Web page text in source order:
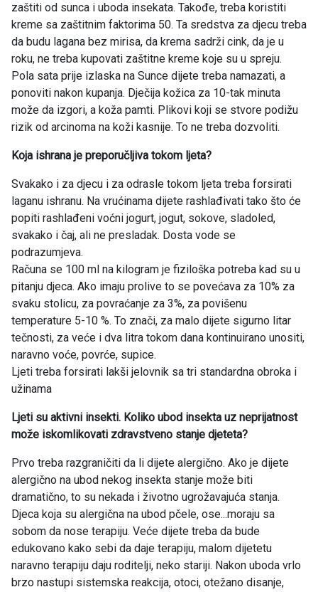
zaštiti od sunca i uboda insekata. Takođe, treba koristiti
kreme sa zaštitnim faktorima 50. Ta sredstva za djecu treba
da budu lagana bez mirisa, da krema sadrži cink, da je u
roku, ne treba kupovati zaštitne kreme koje su u spreju.
Pola sata prije izlaska na Sunce dijete treba namazati, a
ponoviti nakon kupanja. Dječija kožica za 10-tak minuta
može da izgori, a koža pamti. Plikovi koji se stvore podižu
rizik od arcinoma na koži kasnije. To ne treba dozvoliti.
Koja ishrana je preporučljiva tokom ljeta?
Svakako i za djecu i za odrasle tokom ljeta treba forsirati
laganu ishranu. Na vrućinama dijete rashlađivati tako što će
popiti rashlađeni voćni jogurt, jogut, sokove, sladoled,
svakako i čaj, ali ne presladak. Dosta vode se
podrazumjeva.
Računa se 100 ml na kilogram je fiziloška potreba kad su u
pitanju djeca. Ako imaju prolive to se povećava za 10% za
svaku stolicu, za povraćanje za 3%, za povišenu
temperature 5-10 %. To znači, za malo dijete sigurno litar
tečnosti, za veće i dva litra tokom dana kontinuirano unositi,
naravno voće, povrće, supice.
Ljeti treba forsirati lakši jelovnik sa tri standardna obroka i
užinama
Ljeti su aktivni insekti. Koliko ubod insekta uz neprijatnost
može iskomlikovati zdravstveno stanje djeteta?
Prvo treba razgraničiti da li dijete alergično. Ako je dijete
alergično na ubod nekog insekta stanje može biti
dramatično, to su nekada i životno ugrožavajuća stanja.
Djeca koja su alergična na ubod pčele, ose...moraju sa
sobom da nose terapiju. Veće dijete treba da bude
edukovano kako sebi da daje terapiju, malom dijetetu
naravno terapiju daju roditelji, neko stariji. Nakon uboda vrlo
brzo nastupi sistemska reakcija, otoci, otežano disanje,